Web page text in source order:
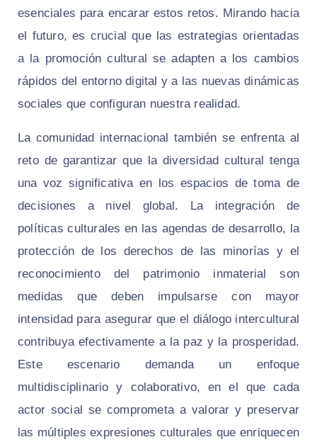
esenciales para encarar estos retos. Mirando hacia
el futuro, es crucial que las estrategias orientadas
a la promoción cultural se adapten a los cambios
rápidos del entorno digital y a las nuevas dinámicas
sociales que configuran nuestra realidad.
La comunidad internacional también se enfrenta al
reto de garantizar que la diversidad cultural tenga
una voz significativa en los espacios de toma de
decisiones a nivel global. La integración de
políticas culturales en las agendas de desarrollo, la
protección de los derechos de las minorías y el
reconocimiento del patrimonio inmaterial son
medidas que deben impulsarse con mayor
intensidad para asegurar que el diálogo intercultural
contribuya efectivamente a la paz y la prosperidad.
Este escenario demanda un enfoque
multidisciplinario y colaborativo, en el que cada
actor social se comprometa a valorar y preservar
las múltiples expresiones culturales que enriquecen